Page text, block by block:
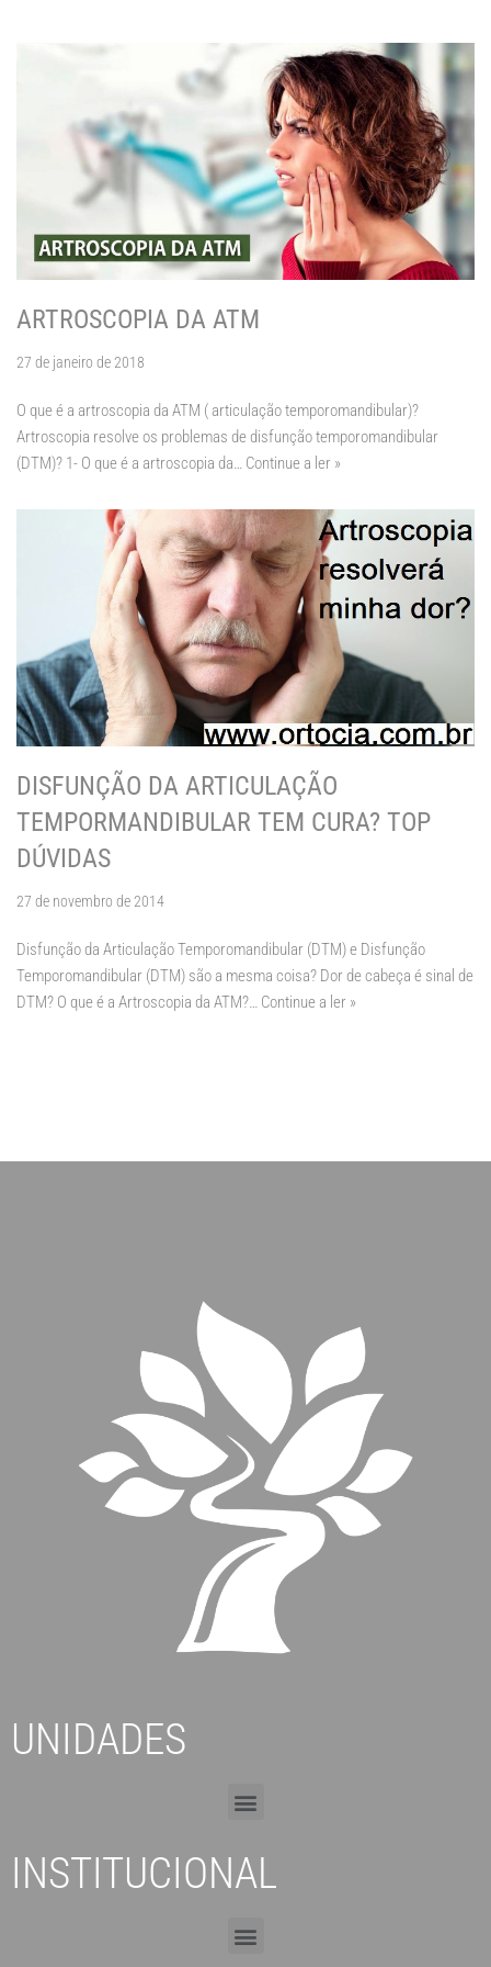
ARTROSCOPIA DA ATM
27 de janeiro de 2018
O que é a artroscopia da ATM ( articulação temporomandibular)?
Artroscopia resolve os problemas de disfunção temporomandibular
(DTM)? 1- O que é a artroscopia da… Continue a ler »
DISFUNÇÃO DA ARTICULAÇÃO
TEMPORMANDIBULAR TEM CURA? TOP
DÚVIDAS
27 de novembro de 2014
Disfunção da Articulação Temporomandibular (DTM) e Disfunção
Temporomandibular (DTM) são a mesma coisa? Dor de cabeça é sinal de
DTM? O que é a Artroscopia da ATM?… Continue a ler »
UNIDADES
INSTITUCIONAL